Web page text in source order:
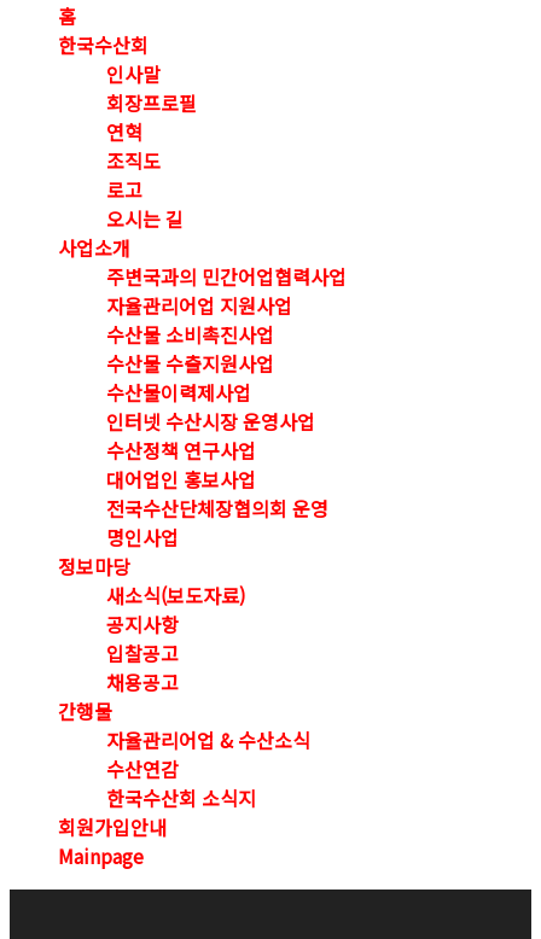
홈
한국수산회
인사말
회장프로필
연혁
조직도
로고
오시는 길
사업소개
주변국과의 민간어업협력사업
자율관리어업 지원사업
수산물 소비촉진사업
수산물 수출지원사업
수산물이력제사업
인터넷 수산시장 운영사업
수산정책 연구사업
대어업인 홍보사업
전국수산단체장협의회 운영
명인사업
정보마당
새소식(보도자료)
공지사항
입찰공고
채용공고
간행물
자율관리어업 & 수산소식
수산연감
한국수산회 소식지
회원가입안내
Mainpage